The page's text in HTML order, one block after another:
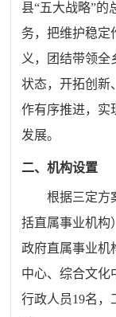
县“五大战略”的
务，把维护稳定
义，团结带领全
状态，开拓创新
作有序推进，实
发展。
二、机构设置
根据三定方
括直属事业机构
政府直属事业机
中心、综合文化
行政人员19名，